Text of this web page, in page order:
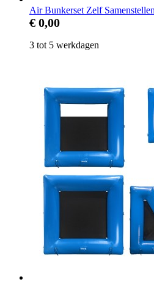
Air Bunkerset Zelf Samenstellen
€ 0,00
3 tot 5 werkdagen